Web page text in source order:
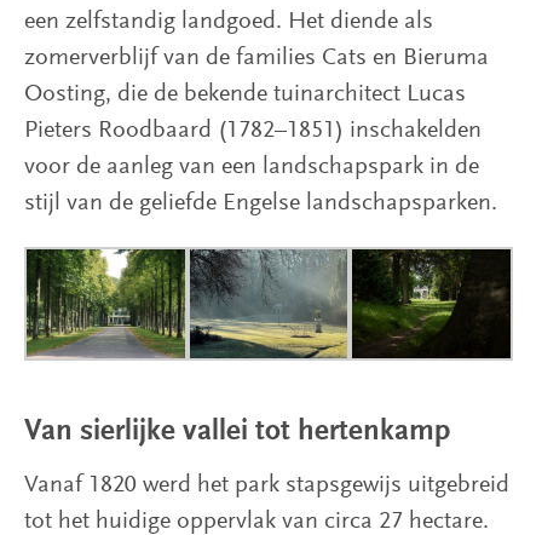
een zelfstandig landgoed. Het diende als
zomerverblijf van de families Cats en Bieruma
Oosting, die de bekende tuinarchitect Lucas
Pieters Roodbaard (1782–1851) inschakelden
voor de aanleg van een landschapspark in de
stijl van de geliefde Engelse landschapsparken.
Van sierlijke vallei tot hertenkamp
Vanaf 1820 werd het park stapsgewijs uitgebreid
tot het huidige oppervlak van circa 27 hectare.